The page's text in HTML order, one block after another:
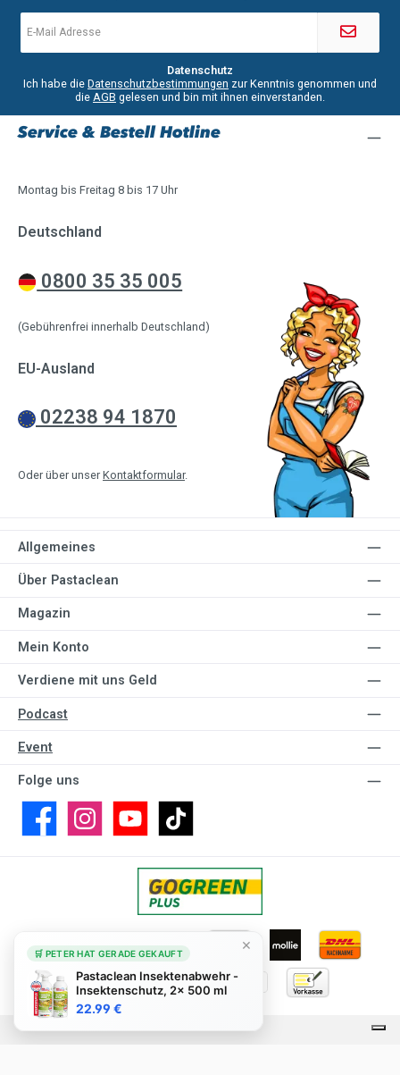
Mail-
*
Datenschutz
Ich habe die Datenschutzbestimmungen zur Kenntnis genommen und
die AGB gelesen und bin mit ihnen einverstanden.
Service & Bestell Hotline
Montag bis Freitag 8 bis 17 Uhr
Deutschland
0800 35 35 005
(Gebührenfrei innerhalb Deutschland)
EU-Ausland
02238 94 1870
Oder über unser Kontaktformular.
Allgemeines
Über Pastaclean
Magazin
Mein Konto
Verdiene mit uns Geld
Podcast
Event
Folge uns
FacebookInstagramYouTubeTikTok
🛒 PETER HAT GERADE GEKAUFT
Pastaclean Insektenabwehr -
Insektenschutz, 2x 500 ml
22.99 €
×